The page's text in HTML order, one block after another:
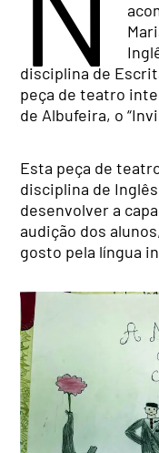
disciplina de
peça de teatro
de Albufeira, o
Esta peça de
disciplina de
desenvolver a
audição dos
gosto pela língua